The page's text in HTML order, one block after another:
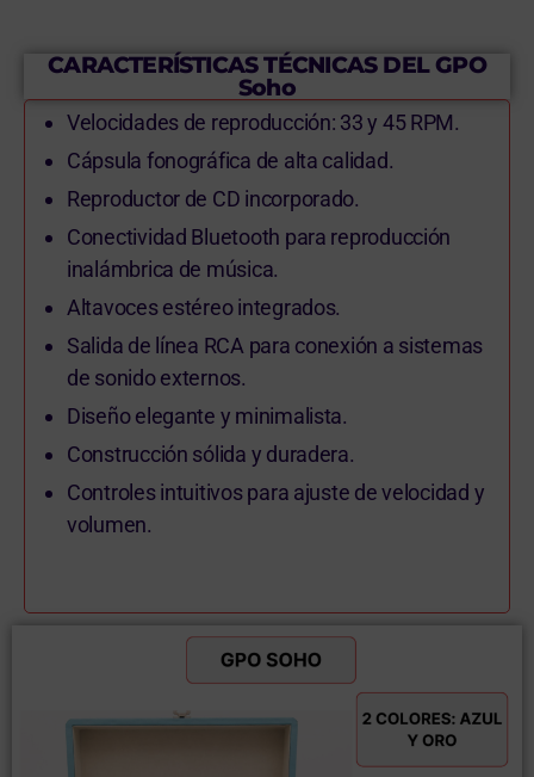
CARACTERÍSTICAS TÉCNICAS DEL GPO
Soho
Velocidades de reproducción: 33 y 45 RPM.
Cápsula fonográfica de alta calidad.
Reproductor de CD incorporado.
Conectividad Bluetooth para reproducción
inalámbrica de música.
Altavoces estéreo integrados.
Salida de línea RCA para conexión a sistemas
de sonido externos.
Diseño elegante y minimalista.
Construcción sólida y duradera.
Controles intuitivos para ajuste de velocidad y
volumen.